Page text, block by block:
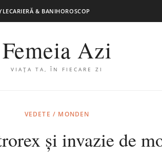
CARIERĂ & BANIHOROSCOP
Femeia Azi
VIAȚA TA, ÎN FIECARE ZI
VEDETE / MONDEN
și invazie de